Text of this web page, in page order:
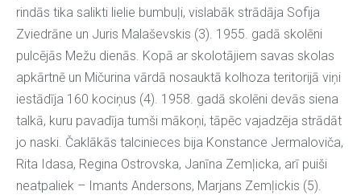
rindās tika salikti lielie bumbuļi, vislabāk strādāja Sofija
Zviedrāne un Juris Malaševskis (3). 1955. gadā skolēni
pulcējās Mežu dienās. Kopā ar skolotājiem savas skolas
apkārtnē un Mičurina vārdā nosauktā kolhoza teritorijā viņi
iestādīja 160 kociņus (4). 1958. gadā skolēni devās siena
talkā, kuru pavadīja tumši mākoņi, tāpēc vajadzēja strādāt
jo naski. Čaklākās talcinieces bija Konstance Jermaloviča,
Rita Idasa, Regina Ostrovska, Janīna Zemļicka, arī puiši
neatpaliek – Imants Andersons, Marjans Zemļickis (5).